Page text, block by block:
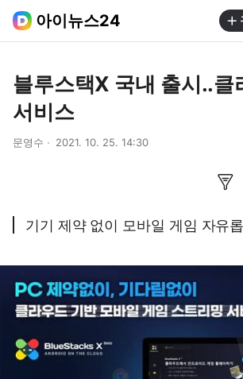
아이뉴스24
블루스택X 국내 출시..클
서비스
문영수 2021. 10. 25. 14:30
기기 제약 없이 모바일 게임 자유